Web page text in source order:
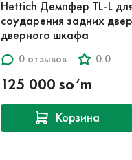
Hettich Демпфер TL-L
соударения задних
дверного шкафа
0 отзывов 0.0
125 000 so‘m
Корзина